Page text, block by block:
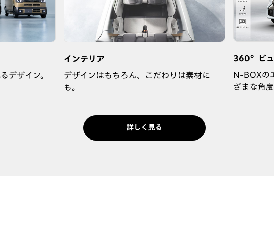
デザイン。
インテリア
デザインはもちろん、こだわりは素材に
も。
360°ビ
N-BOXの
ざまな角
詳しく見る